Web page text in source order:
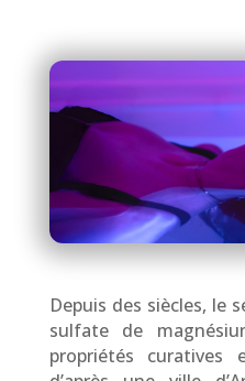
Depuis des siècles, le
sulfate de
propriétés curatives